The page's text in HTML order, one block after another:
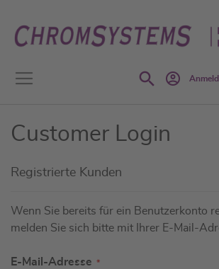
Inhalt
springen
Search
Customer Login
Registrierte Kunden
Wenn Sie bereits für ein Benutzerkonto
melden Sie sich bitte mit Ihrer E-Mail-
E-Mail-Adresse